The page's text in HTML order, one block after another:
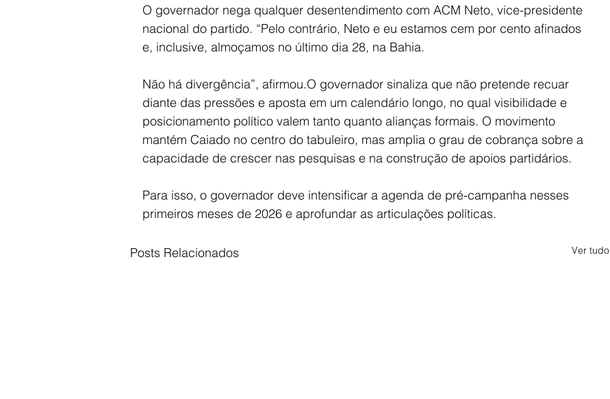
O governador nega qualquer desentendimento com ACM Neto, vice-presidente
nacional do partido. “Pelo contrário, Neto e eu estamos cem por cento afinados
e, inclusive, almoçamos no último dia 28, na Bahia.
Não há divergência”, afirmou.O governador sinaliza que não pretende recuar
diante das pressões e aposta em um calendário longo, no qual visibilidade e
posicionamento político valem tanto quanto alianças formais. O movimento
mantém Caiado no centro do tabuleiro, mas amplia o grau de cobrança sobre a
capacidade de crescer nas pesquisas e na construção de apoios partidários.
Para isso, o governador deve intensificar a agenda de pré-campanha nesses
primeiros meses de 2026 e aprofundar as articulações políticas.
Posts Relacionados Ver tudo